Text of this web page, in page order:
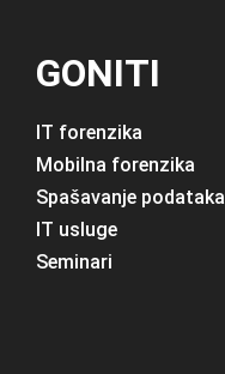
GONITI
IT forenzika
Mobilna forenzika
Spašavanje podataka
IT usluge
Seminari